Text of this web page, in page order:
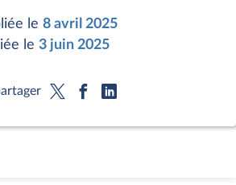
le 8 avril 2025
le 3 juin 2025